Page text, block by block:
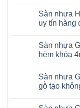
to
tại
Hà
Nội
Xuân
Thanh
Trì
Cầu
Giấy
Tây
Hồ
Yên
mikado
4mm
6mm
thợ
Sửa
sàn
nhiêu
1m2
tại
Dương
khóa
4mm
6mm
su
có
hèm
minh
chống
cong
và
Sàn
nhựa
giả
gỗ
hèm
thị
trường
rộng
khách
bình
luận
ở
nhựa
Hobiwood
4mm
cao
Hà
Sàn nhựa
uy tín hàng
bình
luận
ở
Hobiwood
4mm
6mm
Sàn nhựa
hèm khóa
bình
luận
ở
Sàn nhựa
gỗ tạo